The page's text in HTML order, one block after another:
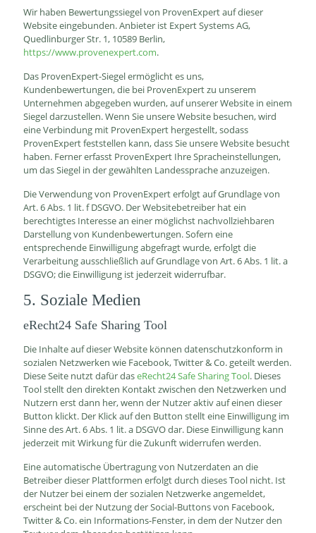
Wir haben Bewertungssiegel von ProvenExpert auf dieser
Website eingebunden. Anbieter ist Expert Systems AG,
Quedlinburger Str. 1, 10589 Berlin,
https://www.provenexpert.com.
Das ProvenExpert-Siegel ermöglicht es uns,
Kundenbewertungen, die bei ProvenExpert zu unserem
Unternehmen abgegeben wurden, auf unserer Website in einem
Siegel darzustellen. Wenn Sie unsere Website besuchen, wird
eine Verbindung mit ProvenExpert hergestellt, sodass
ProvenExpert feststellen kann, dass Sie unsere Website besucht
haben. Ferner erfasst ProvenExpert Ihre Spracheinstellungen,
um das Siegel in der gewählten Landessprache anzuzeigen.
Die Verwendung von ProvenExpert erfolgt auf Grundlage von
Art. 6 Abs. 1 lit. f DSGVO. Der Websitebetreiber hat ein
berechtigtes Interesse an einer möglichst nachvollziehbaren
Darstellung von Kundenbewertungen. Sofern eine
entsprechende Einwilligung abgefragt wurde, erfolgt die
Verarbeitung ausschließlich auf Grundlage von Art. 6 Abs. 1 lit. a
DSGVO; die Einwilligung ist jederzeit widerrufbar.
5. Soziale Medien
eRecht24 Safe Sharing Tool
Die Inhalte auf dieser Website können datenschutzkonform in
sozialen Netzwerken wie Facebook, Twitter & Co. geteilt werden.
Diese Seite nutzt dafür daseRecht24 Safe Sharing Tool. Dieses
Tool stellt den direkten Kontakt zwischen den Netzwerken und
Nutzern erst dann her, wenn der Nutzer aktiv auf einen dieser
Button klickt. Der Klick auf den Button stellt eine Einwilligung im
Sinne des Art. 6 Abs. 1 lit. a DSGVO dar. Diese Einwilligung kann
jederzeit mit Wirkung für die Zukunft widerrufen werden.
Eine automatische Übertragung von Nutzerdaten an die
Betreiber dieser Plattformen erfolgt durch dieses Tool nicht. Ist
der Nutzer bei einem der sozialen Netzwerke angemeldet,
erscheint bei der Nutzung der Social-Buttons von Facebook,
Twitter & Co. ein Informations-Fenster, in dem der Nutzer den